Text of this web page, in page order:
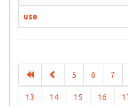
use
5 6 7
13 14 15 16